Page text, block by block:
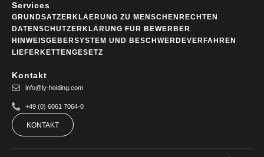
Services
GRUNDSATZERKLAERUNG ZU MENSCHENRECHTEN
DATENSCHUTZERKLÄRUNG FÜR BEWERBER
HINWEISGEBERSYSTEM UND BESCHWERDEVERFAHREN
LIEFERKETTENGESETZ
Kontakt
info@ly-holding.com
+49 (0) 6061 7064-0
KONTAKT